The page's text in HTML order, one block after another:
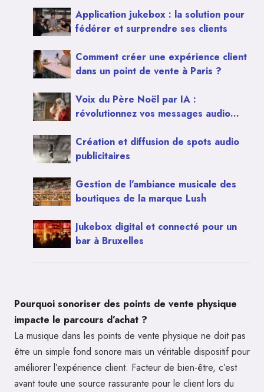
Application jukebox : la solution pour
fédérer et surprendre ses clients
Comment créer une expérience client
dans un point de vente à Paris ?
Voix du Père Noël par IA :
révolutionnez vos messages audio
Création et diffusion de spots audio
publicitaires
Gestion de l'ambiance musicale des
boutiques de la marque Lush
Jukebox digital et connecté pour un
bar à Bruxelles
Pourquoi sonoriser des points de vente physique
impacte le parcours d’achat ?
La musique dans les points de vente physique ne doit pas
être un simple fond sonore mais un véritable dispositif pour
améliorer l’expérience client. Facteur de bien-être, c’est
avant toute une source rassurante pour le client lors du